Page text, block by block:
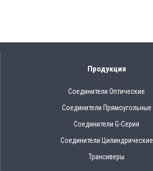
Продукция
Соединители Оптические
Соединители Прямоугольные
Соединители G-Серия
Соединители Цилиндрические
Трансиверы